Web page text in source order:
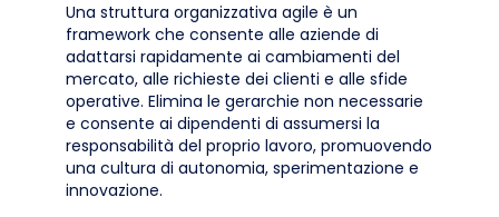
Una struttura organizzativa agile è un
framework che consente alle aziende di
adattarsi rapidamente ai cambiamenti del
mercato, alle richieste dei clienti e alle sfide
operative. Elimina le gerarchie non necessarie
e consente ai dipendenti di assumersi la
responsabilità del proprio lavoro, promuovendo
una cultura di autonomia, sperimentazione e
innovazione.